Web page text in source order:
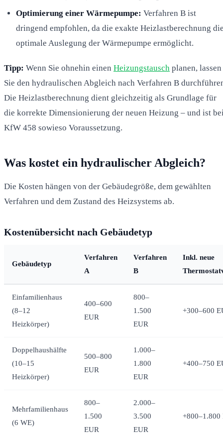
Optimierung einer Wärmepumpe: Verfahren B ist
dringend empfohlen, da die exakte Heizlastberechnung
optimale Auslegung der Wärmepumpe ermöglicht.
Tipp: Wenn Sie ohnehin einen Heizungstausch planen, lassen
Sie den hydraulischen Abgleich nach Verfahren B
Die Heizlastberechnung dient gleichzeitig als Grundlage für
die korrekte Dimensionierung der neuen Heizung – und ist
KfW 458 sowieso Voraussetzung.
Was kostet ein hydraulischer Abgleich?
Die Kosten hängen von der Gebäudegröße, dem gewählten
Verfahren und dem Zustand des Heizsystems ab.
Kostenübersicht nach Gebäudetyp
Gebäudetyp
Verfahren
A
Verfahren
B
Inkl. neue
Einfamilienhaus
(8–12
Heizkörper)
400–600
EUR
800–
1.500
EUR
+300–600
Doppelhaushälfte
(10–15
Heizkörper)
500–800
EUR
1.000–
1.800
EUR
+400–750
Mehrfamilienhaus
(6 WE)
800–
1.500
EUR
2.000–
3.500
EUR
+800–1.800